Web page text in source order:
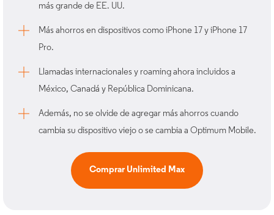
más grande de EE. UU.
Más ahorros en dispositivos como iPhone 17 y iPhone 17
Pro.
Llamadas internacionales y roaming ahora incluidos a
México, Canadá y República Dominicana.
Además, no se olvide de agregar más ahorros cuando
cambia su dispositivo viejo o se cambia a Optimum Mobile.
Comprar Unlimited Max